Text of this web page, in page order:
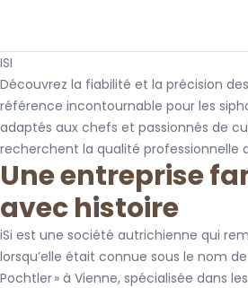
ISI
Découvrez la fiabilité et la précision
référence incontournable pour les
adaptés aux chefs et passionnés de
recherchent la qualité professionnelle
Une entreprise
avec histoire
iSi est une société autrichienne qui
lorsqu’elle était connue sous le nom de
Pochtler » à Vienne, spécialisée dans